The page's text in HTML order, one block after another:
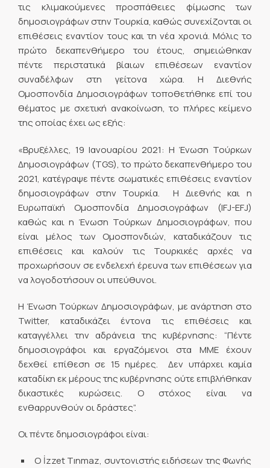
τις κλιμακούμενες προσπάθειες φίμωσης των
δημοσιογράφων στην Τουρκία, καθώς συνεχίζονται οι
επιθέσεις εναντίον τους και τη νέα χρονιά. Μόλις το
πρώτο δεκαπενθήμερο του έτους, σημειώθηκαν
πέντε περιστατικά βίαιων επιθέσεων εναντίον
συναδέλφων στη γείτονα χώρα. Η Διεθνής
Ομοσπονδία Δημοσιογράφων τοποθετήθηκε επί του
θέματος με σχετική ανακοίνωση, το πλήρες κείμενο
της οποίας έχει ως εξής:
«Βρυξέλλες, 19 Ιανουαρίου 2021: H Ένωση Τούρκων
Δημοσιογράφων (TGS), το πρώτο δεκαπενθήμερο του
2021, κατέγραψε πέντε σωματικές επιθέσεις εναντίον
δημοσιογράφων στην Τουρκία. Η Διεθνής και η
Ευρωπαϊκή Ομοσπονδία Δημοσιογράφων (IFJ-EFJ)
καθώς και η Ένωση Τούρκων Δημοσιογράφων, που
είναι μέλος των Ομοσπονδιών, καταδικάζουν τις
επιθέσεις και καλούν τις Τουρκικές αρχές να
προχωρήσουν σε ενδελεχή έρευνα των επιθέσεων για
να λογοδοτήσουν οι υπεύθυνοι.
Η Ένωση Τούρκων Δημοσιογράφων, με ανάρτηση στο
Twitter, καταδικάζει έντονα τις επιθέσεις και
καταγγέλλει την αδράνεια της κυβέρνησης: “Πέντε
δημοσιογράφοι και εργαζόμενοι στα ΜΜΕ έχουν
δεχθεί επίθεση σε 15 ημέρες. Δεν υπάρχει καμία
καταδίκη εκ μέρους της κυβέρνησης ούτε επιβλήθηκαν
δικαστικές κυρώσεις. Ο στόχος είναι να
ενθαρρυνθούν οι δράστες”.
Οι πέντε δημοσιογράφοι είναι:
Ο İzzet Tınmaz, συντονιστής ειδήσεων της Φωνής